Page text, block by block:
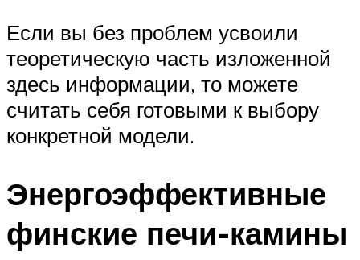
Если вы без проблем усвоили
теоретическую часть изложенной
здесь информации, то можете
считать себя готовыми к выбору
конкретной модели.
Энергоэффективные
финские печи-камины